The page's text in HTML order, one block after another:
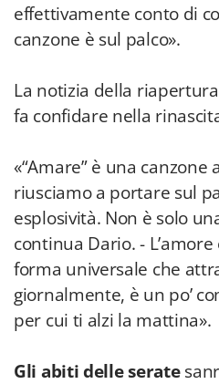
effettivamente conto di
canzone è sul palco».
La notizia della
fa confidare nella
«“Amare” è una canzone
riusciamo a portare sul
esplosività. Non è solo
continua Dario. -
forma universale che
giornalmente, è un po’
per cui ti alzi la mattina».
Gli abiti delle serate